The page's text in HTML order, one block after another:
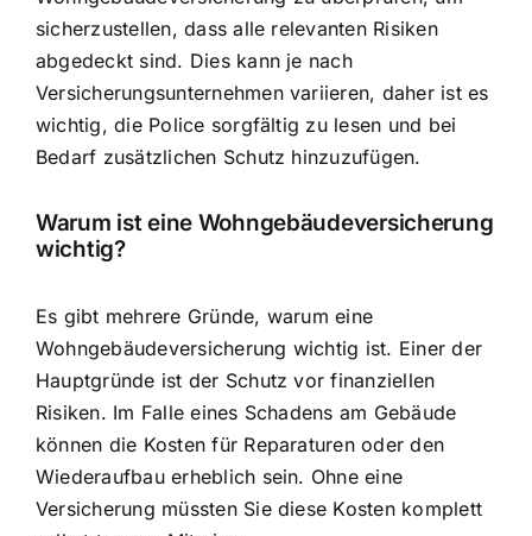
sicherzustellen, dass alle relevanten Risiken
abgedeckt sind. Dies kann je nach
Versicherungsunternehmen variieren, daher ist es
wichtig, die Police sorgfältig zu lesen und bei
Bedarf zusätzlichen Schutz hinzuzufügen.
Warum ist eine Wohngebäudeversicherung
wichtig?
Es gibt mehrere Gründe, warum eine
Wohngebäudeversicherung wichtig ist. Einer der
Hauptgründe ist der Schutz vor finanziellen
Risiken. Im Falle eines Schadens am Gebäude
können die Kosten für Reparaturen oder den
Wiederaufbau erheblich sein. Ohne eine
Versicherung müssten Sie diese Kosten komplett